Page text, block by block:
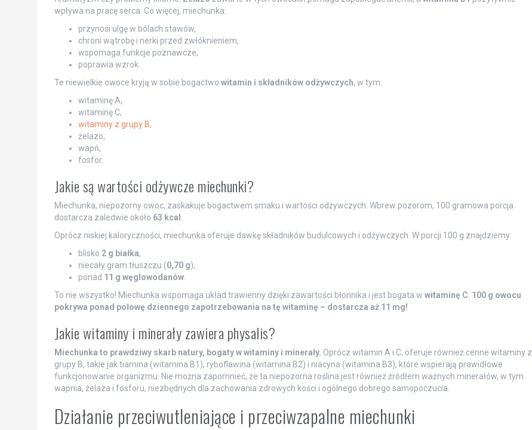
wpływa na pracę serca. Co więcej, miechunka:
przynosi ulgę w bólach stawów,
chroni wątrobę i nerki przed zwłóknieniem,
wspomaga funkcje poznawcze,
poprawia wzrok.
Te niewielkie owoce kryją w sobie bogactwo witamin i składników odżywczych, w tym:
witaminę A,
witaminę C,
witaminy z grupy B,
żelazo,
wapń,
fosfor.
Jakie są wartości odżywcze miechunki?
Miechunka, niepozorny owoc, zaskakuje bogactwem smaku i wartości odżywczych. Wbrew pozorom, 100 gramowa porcja
dostarcza zaledwie około 63 kcal
Oprócz niskiej kaloryczności, miechunka oferuje dawkę składników budulcowych i odżywczych. W porcji 100 g znajdziemy:
blisko 2 g białka,
niecały gram tłuszczu (0,70 g),
ponad 11 g węglowodanów.
To nie wszystko! Miechunka wspomaga układ trawienny dzięki zawartości błonnika i jest bogata w witaminę C 100 g owocu
pokrywa ponad połowę dziennego zapotrzebowania na tę witaminę – dostarcza aż 11 mg!
Jakie witaminy i minerały zawiera physalis?
Miechunka to prawdziwy skarb natury, bogaty w witaminy i minerały. Oprócz witamin A i C, oferuje również cenne witaminy z
grupy B, takie jak tiamina (witamina B1), ryboflawina (witamina B2) i niacyna (witamina B3), które wspierają prawidłowe
funkcjonowanie organizmu. Nie można zapomnieć, że ta niepozorna roślina jest również źródłem ważnych minerałów, w tym
wapnia, żelaza i fosforu, niezbędnych dla zachowania zdrowych kości i ogólnego dobrego samopoczucia.
Działanie przeciwutleniające i przeciwzapalne miechunki